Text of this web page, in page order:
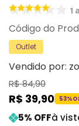
1
Outlet
Vendido por:
R$84,90
R$ 39,90 53%
5% OFFà